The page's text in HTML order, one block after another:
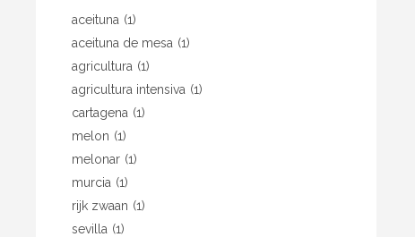
aceituna (1)
aceituna de mesa (1)
agricultura (1)
agricultura intensiva (1)
cartagena (1)
melon (1)
melonar (1)
murcia (1)
rijk zwaan (1)
sevilla (1)